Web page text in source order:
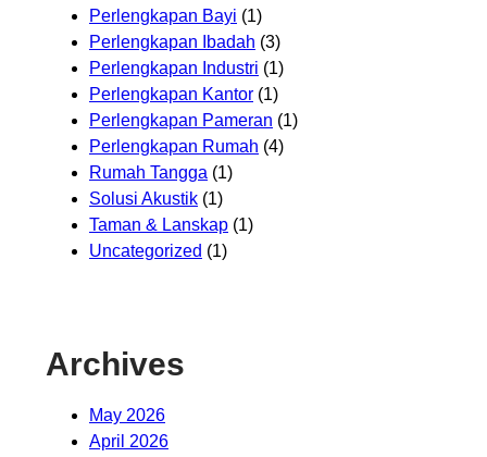
Perlengkapan Bayi (1)
Perlengkapan Ibadah (3)
Perlengkapan Industri (1)
Perlengkapan Kantor (1)
Perlengkapan Pameran (1)
Perlengkapan Rumah (4)
Rumah Tangga (1)
Solusi Akustik (1)
Taman & Lanskap (1)
Uncategorized (1)
Archives
May 2026
April 2026